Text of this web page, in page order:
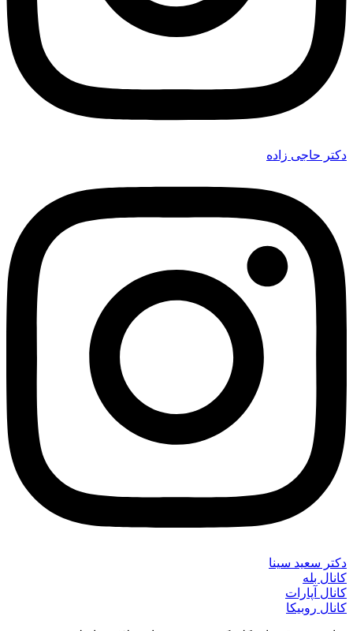
دکتر حاجی زاده
دکتر سعید سینا
کانال بله
کانال آپارات
کانال روبیکا